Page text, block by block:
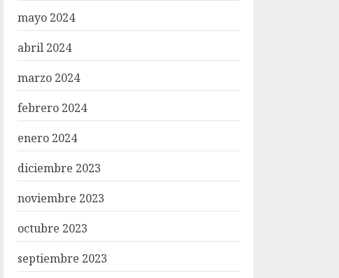
mayo 2024
abril 2024
marzo 2024
febrero 2024
enero 2024
diciembre 2023
noviembre 2023
octubre 2023
septiembre 2023